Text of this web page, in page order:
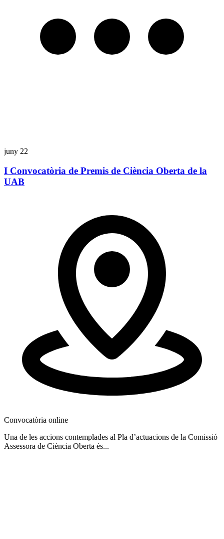
juny 22
I Convocatòria de Premis de Ciència Oberta de la
UAB
Convocatòria online
Una de les accions contemplades al Pla d’actuacions de la Comissió
Assessora de Ciència Oberta és...